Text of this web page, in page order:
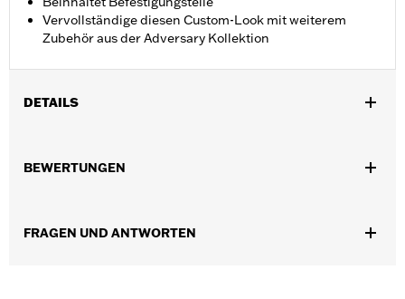
Vervollständige diesen Custom-Look mit weiterem
Zubehör aus der Adversary Kollektion
DETAILS
Installationsanleitung
In der Box: Kupplungsmedaillon, Befestigungsteile und
BEWERTUNGEN
FRAGEN UND ANTWORTEN